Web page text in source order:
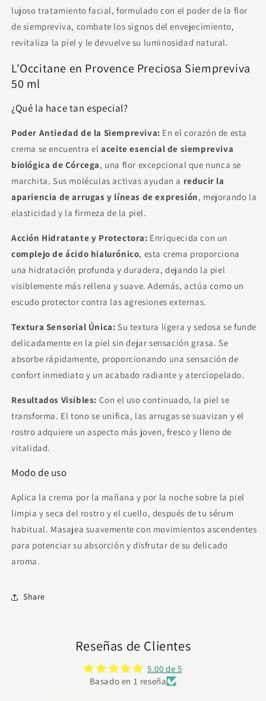
Yacht Man Trillion Eau de Toilette Para
Hombre 100ml
€11.95 Gratis
Gasta€85.00para desbloquear.
Proraso After Shave Refrescante, con
Eucalipto y Mentol, 400 ml
75ml
€15.50
Gratis
Gasta€120.00para desbloquear.
lujoso tratamiento facial, formulado con el poder de la flor
de siempreviva, combate los signos del envejecimiento,
revitaliza la piel y le devuelve su luminosidad natural.
L'Occitane en Provence Preciosa Siempreviva
50 ml
¿Qué la hace tan especial?
Poder Antiedad de la Siempreviva: En el corazón de esta
crema se encuentra elaceite esencial de siempreviva
biológica de Córcega, una flor excepcional que nunca se
marchita. Sus moléculas activas ayudan a reducir la
apariencia de arrugas y líneas de expresión, mejorando la
elasticidad y la firmeza de la piel.
Acción Hidratante y Protectora: Enriquecida con un
complejo de ácido hialurónico, esta crema proporciona
una hidratación profunda y duradera, dejando la piel
visiblemente más rellena y suave. Además, actúa como un
escudo protector contra las agresiones externas.
Textura Sensorial Única: Su textura ligera y sedosa se funde
delicadamente en la piel sin dejar sensación grasa. Se
absorbe rápidamente, proporcionando una sensación de
confort inmediato y un acabado radiante y aterciopelado.
Resultados Visibles: Con el uso continuado, la piel se
transforma. El tono se unifica, las arrugas se suavizan y el
rostro adquiere un aspecto más joven, fresco y lleno de
vitalidad.
Modo de uso
Aplica la crema por la mañana y por la noche sobre la piel
limpia y seca del rostro y el cuello, después de tu sérum
habitual. Masajea suavemente con movimientos ascendentes
para potenciar su absorción y disfrutar de su delicado
aroma.
Share
Reseñas de Clientes
5.00 de 5
Basado en 1 reseña